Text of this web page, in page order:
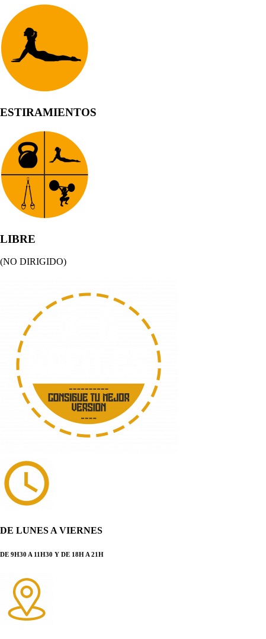
ESTIRAMIENTOS
LIBRE
(NO DIRIGIDO)
DE LUNES A VIERNES
DE 9H30 A 11H30 Y DE 18H A 21H